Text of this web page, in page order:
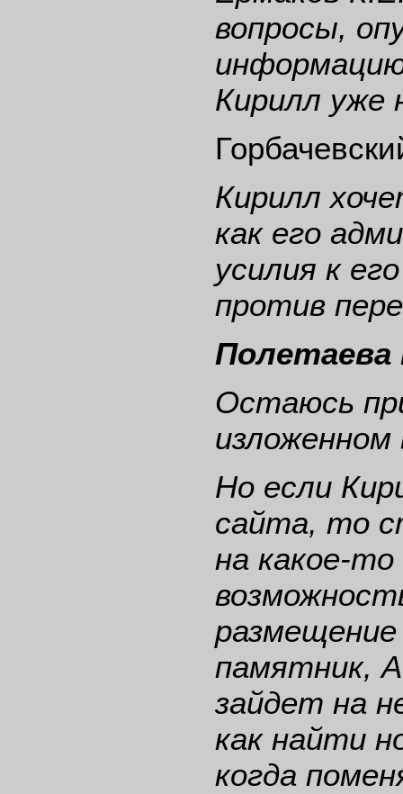
вопросы,
Кирилл уже
Кирилл
как его
усилия к
против
Полетаева
Остаюсь
Но если
сайта, то
на какое-
памятник,
зайдет на
как найти
когда